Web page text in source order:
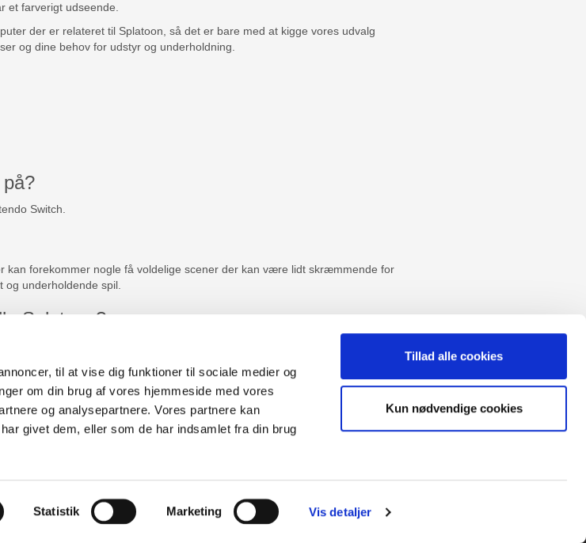
til at vise dig funktioner til sociale medier og
om din brug af vores hjemmeside med vores
og analysepartnere. Vores partnere kan
givet dem, eller som de har indsamlet fra din brug
Statistik Marketing Vis detaljer
Tillad alle cookies
Kun nødvendige cookies
et farverigt udseende.
der er relateret til Splatoon, så det er bare med at kigge vores udvalg
og dine behov for udstyr og underholdning.
Switch.
kan forekommer nogle få voldelige scener der kan være lidt skræmmende for
og underholdende spil.
Splatoon?
med vennerne.
Generelle henvendelser:
kontakt@fcomputer.dk
Service- og reklamationsafdelingen: